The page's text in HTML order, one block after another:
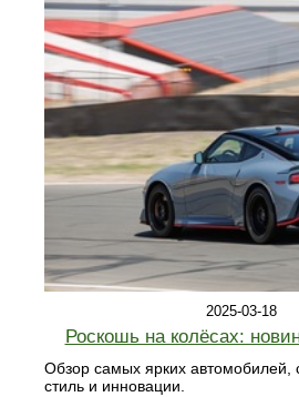
2025-03-18
Роскошь на колёсах:
Обзор самых ярких
стиль и инновации.